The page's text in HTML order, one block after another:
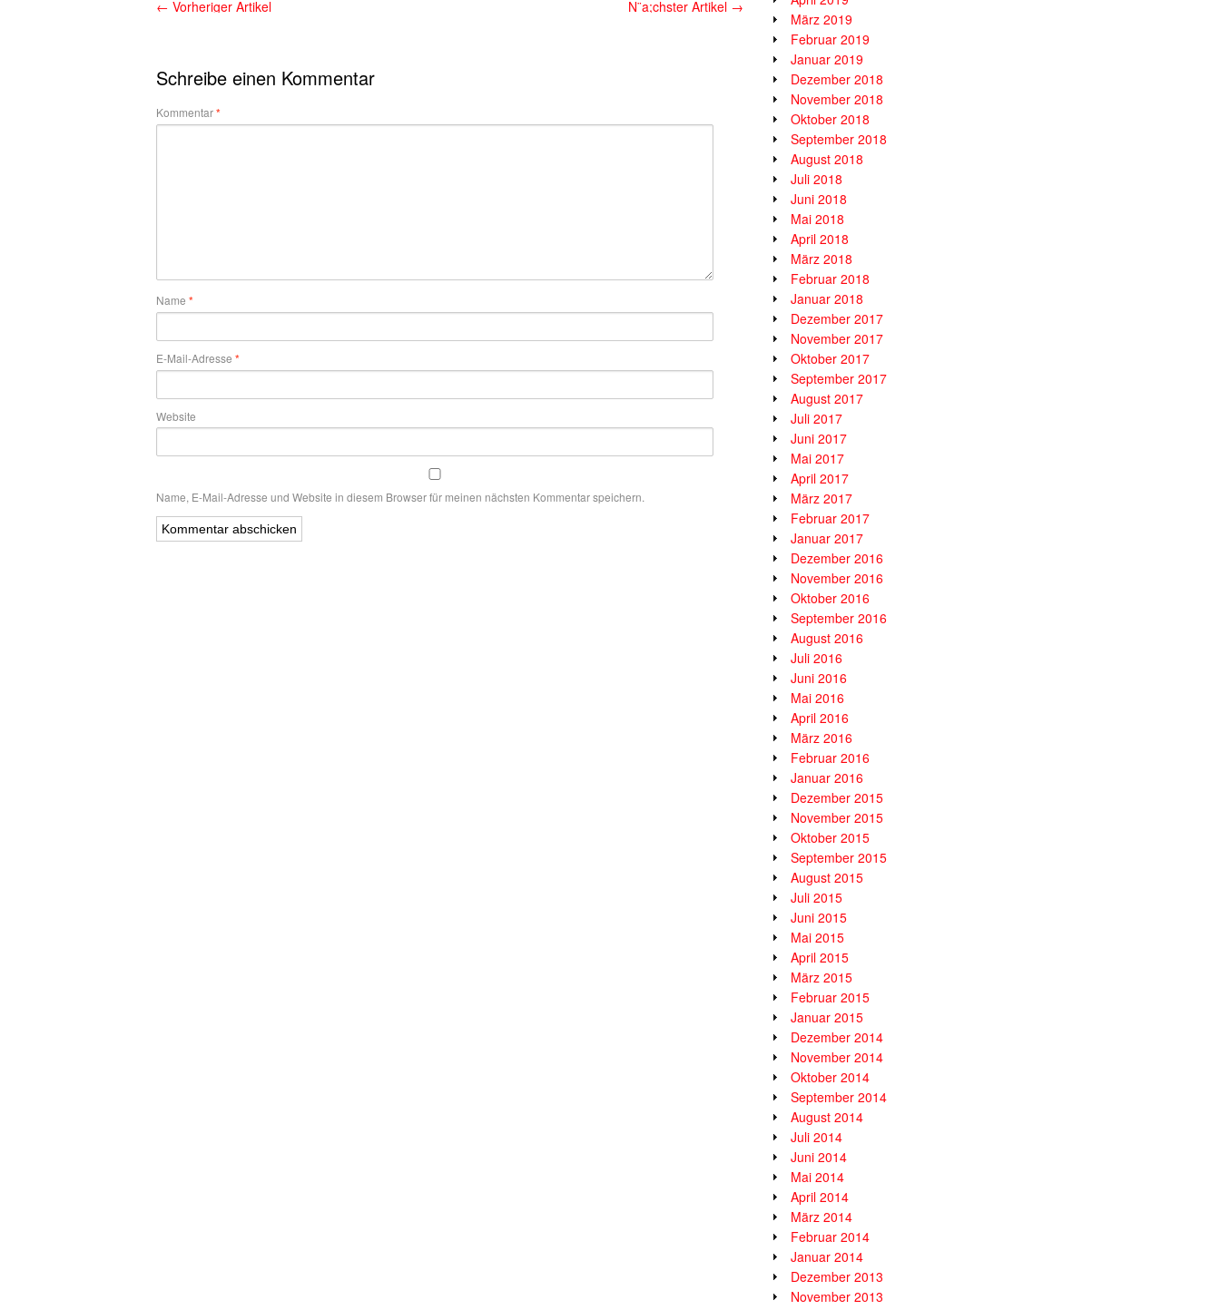
← Vorheriger Artikel N¨a;chster Artikel →
Schreibe einen Kommentar
Kommentar*
Name *
E-Mail-Adresse *
Website
Name, E-Mail-Adresse und Website in diesem Browser für meinen nächsten Kommentar speichern.
März 2019
Februar 2019
Januar 2019
Dezember 2018
November 2018
Oktober 2018
September 2018
August 2018
Juli 2018
Juni 2018
Mai 2018
April 2018
März 2018
Februar 2018
Januar 2018
Dezember 2017
November 2017
Oktober 2017
September 2017
August 2017
Juli 2017
Juni 2017
Mai 2017
April 2017
März 2017
Februar 2017
Januar 2017
Dezember 2016
November 2016
Oktober 2016
September 2016
August 2016
Juli 2016
Juni 2016
Mai 2016
April 2016
März 2016
Februar 2016
Januar 2016
Dezember 2015
November 2015
Oktober 2015
September 2015
August 2015
Juli 2015
Juni 2015
Mai 2015
April 2015
März 2015
Februar 2015
Januar 2015
Dezember 2014
November 2014
Oktober 2014
September 2014
August 2014
Juli 2014
Juni 2014
Mai 2014
April 2014
März 2014
Februar 2014
Januar 2014
Dezember 2013
November 2013